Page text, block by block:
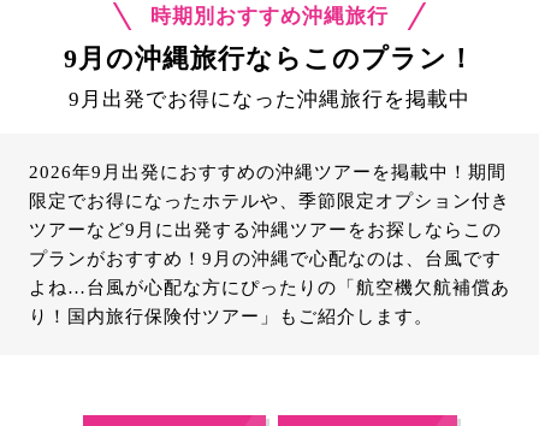
時期別おすすめ沖縄旅行
9月の沖縄旅行ならこのプラン！
9月出発でお得になった沖縄旅行を掲載中
2026年9月出発におすすめの沖縄ツアーを掲載中！期間
限定でお得になったホテルや、季節限定オプション付き
ツアーなど9月に出発する沖縄ツアーをお探しならこの
プランがおすすめ！9月の沖縄で心配なのは、台風です
よね…台風が心配な方にぴったりの「航空機欠航補償あ
り！国内旅行保険付ツアー」もご紹介します。